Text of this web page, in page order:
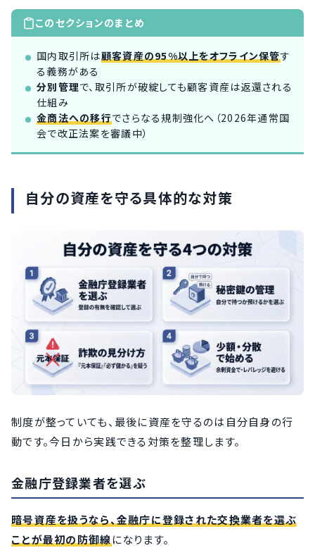
このセクションのまとめ
国内取引所は顧客資産の95%以上をオフライン保管す
る義務がある
分別管理で、取引所が破綻しても顧客資産は返還される
仕組み
金商法への移行でさらなる規制強化へ（2026年通常国
会で改正法案を審議中）
自分の資産を守る具体的な対策
制度が整っていても、最後に資産を守るのは自分自身の行
動です。今日から実践できる対策を整理します。
金融庁登録業者を選ぶ
暗号資産を扱うなら、金融庁に登録された交換業者を選ぶ
ことが最初の防御線になります。